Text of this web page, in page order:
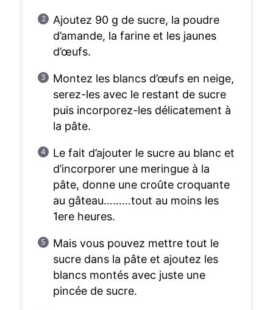
Ajoutez 90 g de sucre, la poudre
d’amande, la farine et les jaunes
d’œufs.
Montez les blancs d’œufs en neige,
serez-les avec le restant de sucre
puis incorporez-les délicatement à
la pâte.
Le fait d’ajouter le sucre au blanc et
d’incorporer une meringue à la
pâte, donne une croûte croquante
au gâteau………tout au moins les
1ere heures.
Mais vous pouvez mettre tout le
sucre dans la pâte et ajoutez les
blancs montés avec juste une
pincée de sucre.